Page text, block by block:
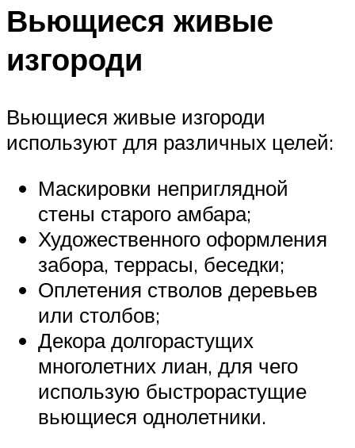
Вьющиеся живые
изгороди
Вьющиеся живые изгороди
используют для различных целей:
Маскировки неприглядной
стены старого амбара;
Художественного оформления
забора, террасы, беседки;
Оплетения стволов деревьев
или столбов;
Декора долгорастущих
многолетних лиан, для чего
использую быстрорастущие
вьющиеся однолетники.